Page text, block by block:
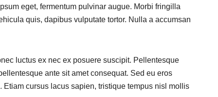
eget, fermentum pulvinar augue. Morbi fringilla
quis, dapibus vulputate tortor. Nulla a accumsan
luctus ex nec ex posuere suscipit. Pellentesque
ante sit amet consequat. Sed eu eros
cursus lacus sapien, tristique tempus nisl mollis